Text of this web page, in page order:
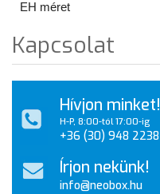
EH méret
Kapcsolat
Hívjon minket!
H-P, 8:00-tól 17:00-ig
+36 (30) 948 2238
Írjon nekünk!
info@neobox.hu